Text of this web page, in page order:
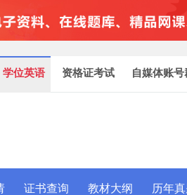
学位英语 资格证考试 自媒体账号
证书查询 教材大纲 历年